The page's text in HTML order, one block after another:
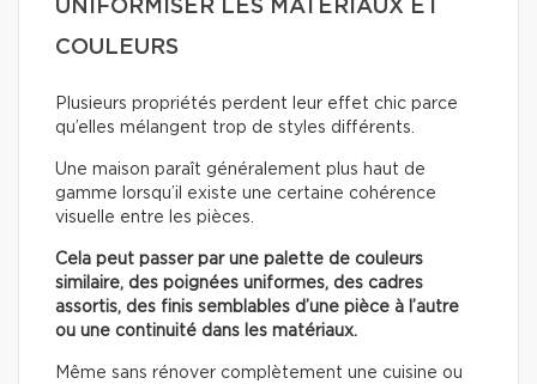
UNIFORMISER LES MATÉRIAUX ET
COULEURS
Plusieurs propriétés perdent leur effet chic parce
qu’elles mélangent trop de styles différents.
Une maison paraît généralement plus haut de
gamme lorsqu’il existe une certaine cohérence
visuelle entre les pièces.
Cela peut passer par une palette de couleurs
similaire, des poignées uniformes, des cadres
assortis, des finis semblables d’une pièce à l’autre
ou une continuité dans les matériaux.
Même sans rénover complètement une cuisine ou